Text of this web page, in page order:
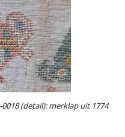
(detail): merklap uit 1774